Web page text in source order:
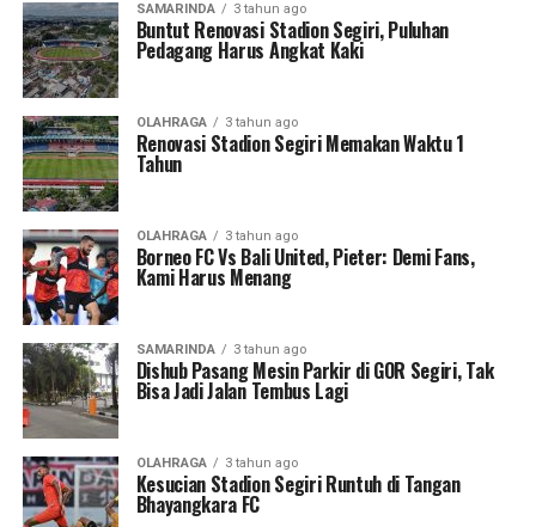
SAMARINDA 3 tahun ago
Buntut Renovasi Stadion Segiri, Puluhan
Pedagang Harus Angkat Kaki
OLAHRAGA 3 tahun ago
Renovasi Stadion Segiri Memakan Waktu 1
Tahun
OLAHRAGA 3 tahun ago
Borneo FC Vs Bali United, Pieter: Demi Fans,
Kami Harus Menang
SAMARINDA 3 tahun ago
Dishub Pasang Mesin Parkir di GOR Segiri, Tak
Bisa Jadi Jalan Tembus Lagi
OLAHRAGA 3 tahun ago
Kesucian Stadion Segiri Runtuh di Tangan
Bhayangkara FC